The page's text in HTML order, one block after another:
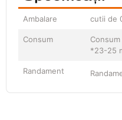
Ambalare cutii de
Consum
*23-25
Randament